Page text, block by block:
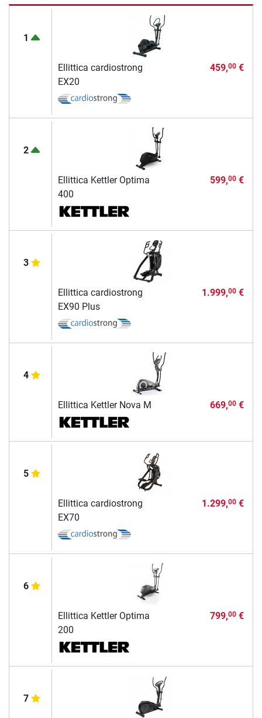
1
Ellittica cardiostrong
EX20
459,00€
2
Ellittica Kettler Optima
400
599,00€
3
Ellittica cardiostrong
EX90 Plus
1.999,00€
4
Ellittica Kettler Nova M 669,00€
5
Ellittica cardiostrong
EX70
1.299,00€
6
Ellittica Kettler Optima
200
799,00€
7